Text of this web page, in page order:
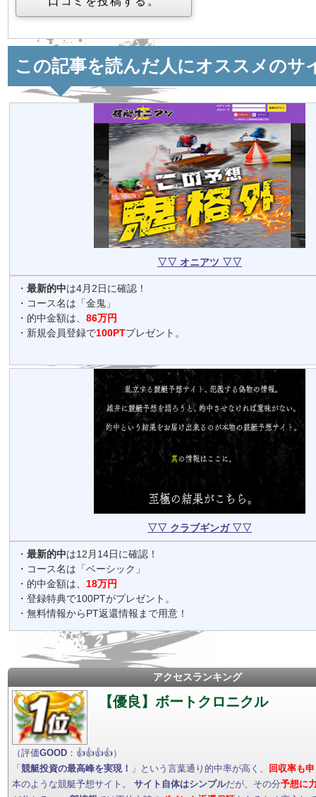
この記事を読んだ人にオススメのサ
▽▽ オニアツ ▽▽
・最新的中は4月2日に確認！
・コース名は「金鬼」
・的中金額は、86万円
・新規会員登録で100PTプレゼント。
▽▽ クラブギンガ ▽▽
・最新的中は12月14日に確認！
・コース名は「ベーシック」
・的中金額は、 18万円
・登録特典で100PTがプレゼント。
・無料情報からPT返還情報まで用意！
アクセスランキング
【優良】ボートクロニクル
（評価GOOD ：👍👍👍👍）
「競艇投資の最高峰を実現！ 」という言葉通り的中率が高く、
回収率も
本のような競艇予想サイト。サイト自体はシンプルだが、その分予想に